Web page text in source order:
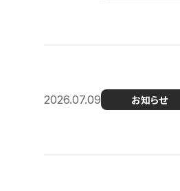
2026.07.09 お知らせ